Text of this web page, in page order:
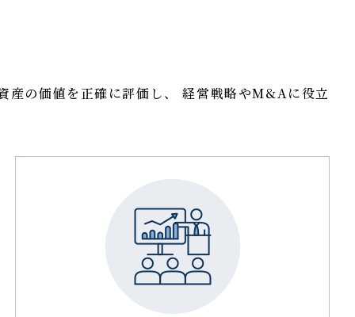
産の価値を正確に評価し、 経営戦略やM&Aに役立